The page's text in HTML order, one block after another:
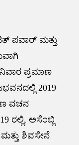
ಪವಾರ್ ಮತ್ತು
ಪ್ರಮಾಣ
2019
ವಚನ
ರಲ್ಲಿ, ಅಸೆಂಬ್ಲಿ
ಶಿವಸೇನೆ